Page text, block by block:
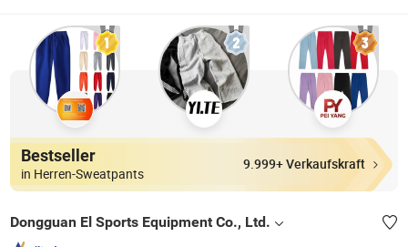
Bestseller
in Herren-Sweatpants
9.999+ Verkaufskraft
Dongguan El Sports Equipment Co., Ltd.